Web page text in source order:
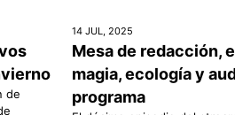
de
14 JUL, 2025
Mesa de redacción,
magia, ecología y
programa